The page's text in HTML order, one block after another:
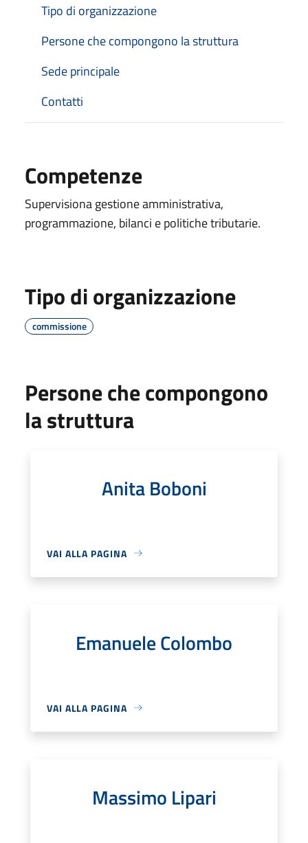
Tipo di organizzazione
Persone che compongono la struttura
Sede principale
Contatti
Competenze
Supervisiona gestione amministrativa,
programmazione, bilanci e politiche tributarie.
Tipo di organizzazione
commissione
Persone che compongono
la struttura
Anita Boboni
VAI ALLA PAGINA
Emanuele Colombo
VAI ALLA PAGINA
Massimo Lipari